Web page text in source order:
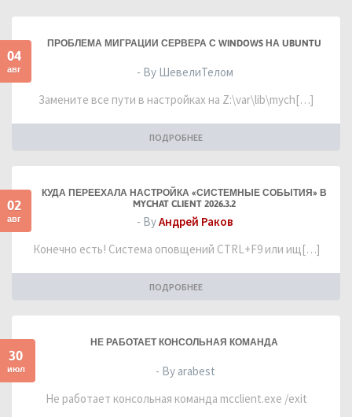
04
авг
ПРОБЛЕМА МИГРАЦИИ СЕРВЕРА С WINDOWS НА UBUNTU
- By ШевелиТелом
Замените все пути в настройках на Z:\var\lib\mych[…]
ПОДРОБНЕЕ
02
авг
КУДА ПЕРЕЕХАЛА НАСТРОЙКА «СИСТЕМНЫЕ СОБЫТИЯ» В
MYCHAT CLIENT 2026.3.2
- ByАндрей Раков
Конечно есть! Система оповщений CTRL+F9 или ищ[…]
ПОДРОБНЕЕ
30
июл
НЕ РАБОТАЕТ КОНСОЛЬНАЯ КОМАНДА
- By arabest
Не работает консольная команда mcclient.exe /exit